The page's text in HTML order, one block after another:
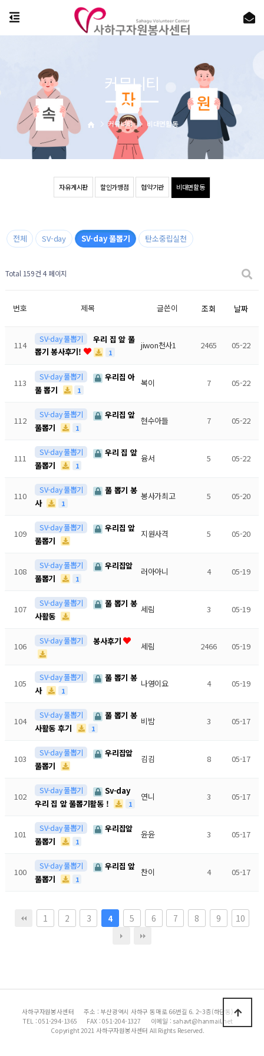
자유게시판 할인가맹점 협약기관 비대면활동
커뮤니티 비대면활동
커뮤니티
전체 SV-day SV-day 풀뽑기 탄소중립실천
Total 159건 4 페이지
번호 제목 글쓴이 조회 날짜
114
SV-day 풀뽑기
우리 집 앞 풀
뽑기 봉사후기!
1
jiwon천사1 2465 05-22
113
SV-day 풀뽑기
우리집 아
풀 뽑기
1
복이 7 05-22
112
SV-day 풀뽑기
우리집 앞
풀뽑기
1
현수아들 7 05-22
111
SV-day 풀뽑기
우리 집 앞
풀뽑기
1
융서 5 05-22
110
SV-day 풀뽑기
풀 뽑기 봉
사
1
봉사가최고 5 05-20
109
SV-day 풀뽑기
우리집 앞
풀뽑기
지원사격 5 05-20
108
SV-day 풀뽑기
우리집앞
풀뽑기
1
러아아니 4 05-19
107
SV-day 풀뽑기
풀 뽑기 봉
사활동
세림 3 05-19
106 SV-day 풀뽑기 봉사후기 세림 2466 05-19
105
SV-day 풀뽑기
풀 뽑기 봉
사
1
나영이요 4 05-19
104
SV-day 풀뽑기
풀 뽑기 봉
사활동 후기
1
비밤 3 05-17
103
SV-day 풀뽑기
우리집앞
풀뽑기
김김 8 05-17
102
SV-day 풀뽑기
Sv-day
우리 집 앞 풀뽑기활동 !
1
연니 3 05-17
101
SV-day 풀뽑기
우리집앞
풀뽑기
1
윤윤 3 05-17
100
SV-day 풀뽑기
우리집 앞
풀뽑기
1
찬이 4 05-17
1 2 3 4 5 6 7 8 9 10
사하구자원봉사센터
주소 : 부산광역시 사하구 동매로 66번길 6. 2~3층(하단동)
TEL : 051-294-1365
FAX : 051-204-1327
이메일 : sahavt@hanmail.net
Copyright 2021 사하구자원봉사센터 All Rights Reserved.